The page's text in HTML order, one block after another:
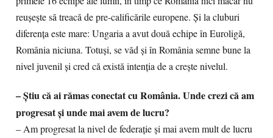
reușește să treacă de pre-calificările europene. Și la cluburi
diferența este mare: Ungaria a avut două echipe în Euroligă,
România niciuna. Totuși, se văd și în România semne bune la
nivel juvenil și cred că există intenția de a crește nivelul.
– Știu că ai rămas conectat cu România. Unde crezi că am
progresat și unde mai avem de lucru?
– Am progresat la nivel de federație și mai avem mult de lucru